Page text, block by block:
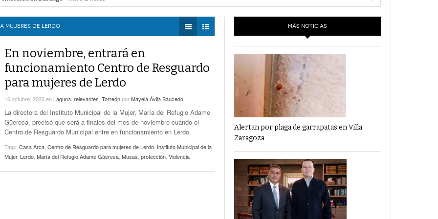
Bloquearon Mieleras
Torreón - hace 5 horas -
Lanzan Convocatoria Del Concurso De Poesía
Enriqueta Ochoa- hace 7 horas -
Expone CLIP Preocupación Por Reformas
Laborales. ‘Hacen Ver A Patrones Como
Enemigos’, Considera- hace 7 horas -
TWEETS AND
ESTÉREO GALLITO
Financiamiento’ Por PC29
‘La Laguna: Bomba De Tiempo Por Falta De
Planeación’ Por PC29
‘Las Corrupciones, Sus Formas Y Efectos’ Por
PC29 - 7 mayo, 2021
bloquearon Mieleras- hace 3 horas -
Agua Saludable- hace 3 horas -
Justicia de Durango por presunto cohecho
MUJERES DE LERDO
En noviembre, entrará en
funcionamiento Centro de Resguardo
para mujeres de Lerdo
16 octubre, 2023en Laguna relevantes TorreónporMayela Ávila Saucedo
La directora del Instituto Municipal de la Mujer, María del Refugio Adame
Güereca, precisó que será a finales del mes de noviembre cuando el
Centro de Resguardo Municipal entre en funcionamiento en Lerdo.
Tags: Casa Arca Centro de Resguardo para mujeres de Lerdo Instituto Municipal de la
Mujer, Lerdo María del Refugio Adame Güereca Musas protección Violencia
MÁS NOTICIAS
Alertan por plaga de garrapatas en Villa
Zaragoza